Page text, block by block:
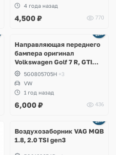
4 года назад
4,500 ₽ 770
Направляющая переднего
бампера оригинал
Volkswagen Golf 7 R, GTI
дорестайлинг
5G0805705H +3
VW
1 год назад
6,000 ₽ 436
Воздухозаборник VAG MQB
1.8, 2.0 TSI gen3